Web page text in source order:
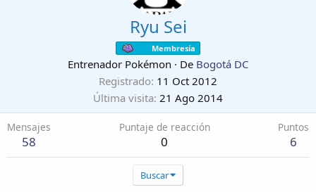
Ryu Sei
Membresía
Entrenador Pokémon · De Bogotá DC
Registrado 11 Oct 2012
Última visita 21 Ago 2014
Mensajes
58
Puntaje de reacción
0
Puntos
6
Buscar